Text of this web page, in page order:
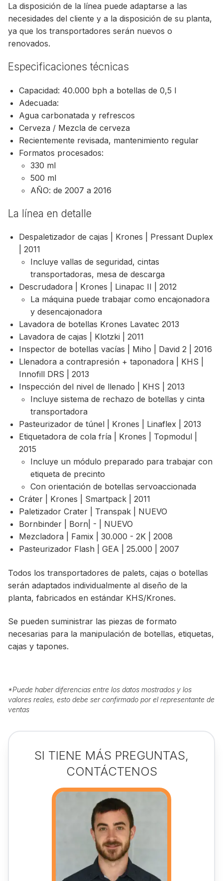
La disposición de la línea puede adaptarse a las
necesidades del cliente y a la disposición de su planta,
ya que los transportadores serán nuevos o
renovados.
Especificaciones técnicas
Capacidad: 40.000 bph a botellas de 0,5 l
Adecuada:
Agua carbonatada y refrescos
Cerveza / Mezcla de cerveza
Recientemente revisada, mantenimiento regular
Formatos procesados:
330 ml
500 ml
AÑO: de 2007 a 2016
La línea en detalle
Despaletizador de cajas | Krones | Pressant Duplex
| 2011
Incluye vallas de seguridad, cintas
transportadoras, mesa de descarga
Descrudadora | Krones | Linapac II | 2012
La máquina puede trabajar como encajonadora
y desencajonadora
Lavadora de botellas Krones Lavatec 2013
Lavadora de cajas | Klotzki | 2011
Inspector de botellas vacías | Miho | David 2 | 2016
Llenadora a contrapresión + taponadora | KHS |
Innofill DRS | 2013
Inspección del nivel de llenado | KHS | 2013
Incluye sistema de rechazo de botellas y cinta
transportadora
Pasteurizador de túnel | Krones | Linaflex | 2013
Etiquetadora de cola fría | Krones | Topmodul |
2015
Incluye un módulo preparado para trabajar con
etiqueta de precinto
Con orientación de botellas servoaccionada
Cráter | Krones | Smartpack | 2011
Paletizador Crater | Transpak | NUEVO
Bornbinder | Born| - | NUEVO
Mezcladora | Famix | 30.000 - 2K | 2008
Pasteurizador Flash | GEA | 25.000 | 2007
Todos los transportadores de palets, cajas o botellas
serán adaptados individualmente al diseño de la
planta, fabricados en estándar KHS/Krones.
Se pueden suministrar las piezas de formato
necesarias para la manipulación de botellas, etiquetas,
cajas y tapones.
*Puede haber diferencias entre los datos mostrados y los
valores reales, esto debe ser confirmado por el representante de
ventas
SI TIENE MÁS PREGUNTAS,
CONTÁCTENOS